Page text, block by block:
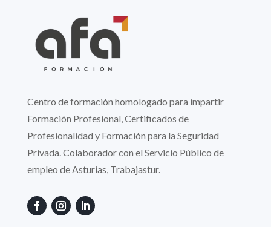
Centro de formación homologado para impartir
Formación Profesional, Certificados de
Profesionalidad y Formación para la Seguridad
Privada. Colaborador con el Servicio Público de
empleo de Asturias, Trabajastur.